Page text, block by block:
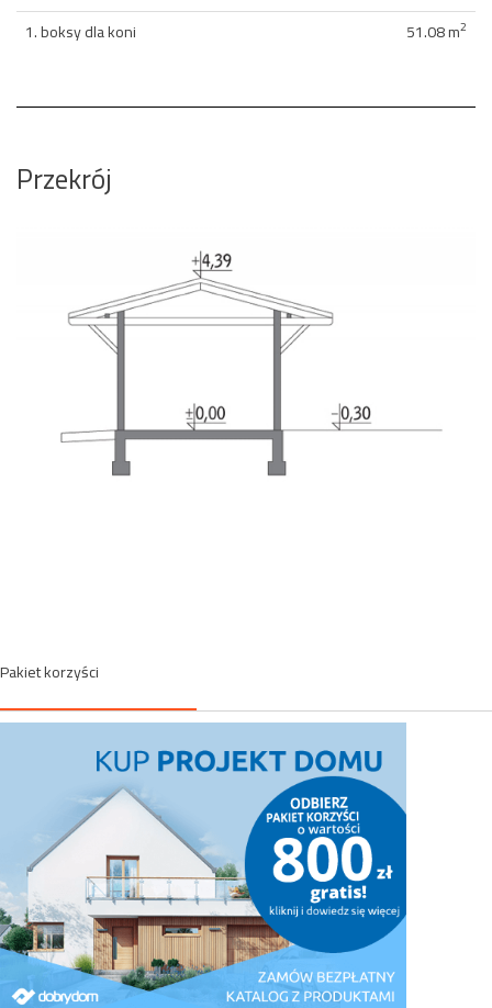
1. boksy dla koni 51.08 m2
Przekrój
Pakiet korzyści